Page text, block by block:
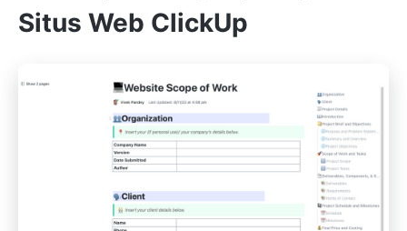
Situs Web ClickUp